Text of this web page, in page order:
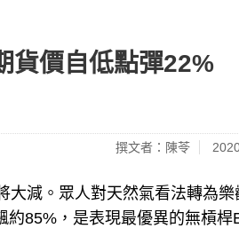
貨價自低點彈22%
撰文者：陳苓
減。眾人對天然氣看法轉為
85%，是表現最優異的無槓桿